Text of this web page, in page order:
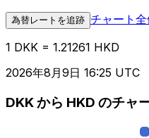
為替レートを追跡 チャート
1 DKK = 1.21261 HKD
2026年8月9日 16:25 UTC
DKK から HKD のチャ